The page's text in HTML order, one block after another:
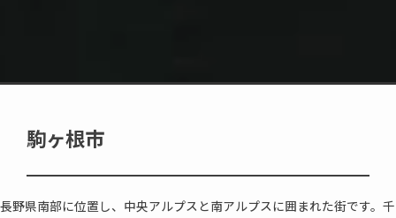
駒ヶ根市
長野県南部に位置し、中央アルプスと南アルプスに囲まれた街です。千